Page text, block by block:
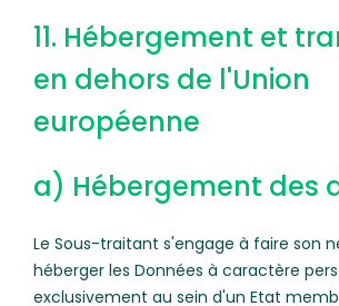
11. Hébergement et
en dehors de l'Union
européenne
a) Hébergement des
Le Sous-traitant s'engage à faire son
héberger les Données à caractère
exclusivement au sein d'un Etat